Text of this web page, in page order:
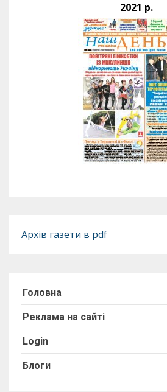
2021 р.
Архів газети в pdf
Головна
Реклама на сайті
Login
Блоги